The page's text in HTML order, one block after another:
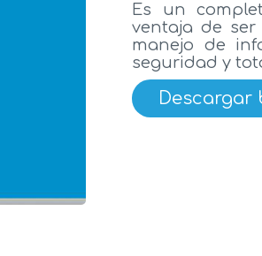
Es un
ventaja de ser
manejo de
seguridad y
Descargar